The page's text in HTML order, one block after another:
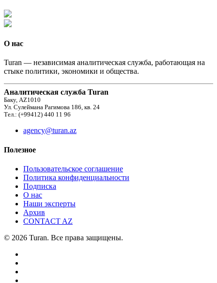
О нас
Turan — независимая аналитическая служба, работающая на
стыке политики, экономики и общества.
Аналитическая служба Turan
Баку, AZ1010
Ул. Сулеймана Рагимова 186, кв. 24
Тел.: (+99412) 440 11 96
agency@turan.az
Полезное
Пользовательское соглашение
Политика конфиденциальности
Подписка
О нас
Наши эксперты
Архив
CONTACT AZ
© 2026 Turan. Все права защищены.